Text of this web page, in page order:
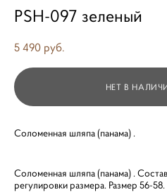
PSH-097 зеленый
5 490 pуб.
НЕТ В
Соломенная шляпа (панама) .
Соломенная шляпа (панама) .
регулировки размера. Размер 56-58.